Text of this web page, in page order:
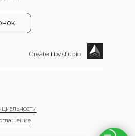
Created by studio